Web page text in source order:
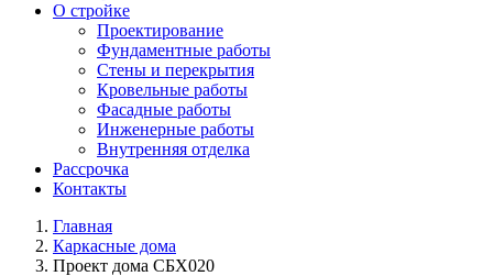
О стройке
Проектирование
Фундаментные работы
Стены и перекрытия
Кровельные работы
Фасадные работы
Инженерные работы
Внутренняя отделка
Рассрочка
Контакты
Главная
Каркасные дома
Проект дома СБХ020